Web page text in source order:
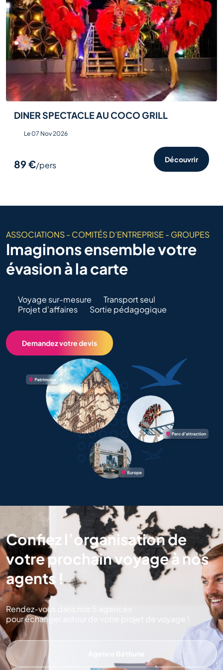
DINER SPECTACLE AU COCO GRILL
Le 07 Nov 2026
89 €/pers
Découvrir
ASSOCIATIONS - COMITÉS D’ENTREPRISE - GROUPES
Imaginons ensemble votre
évasion à la carte
Voyage sur-mesure
Transport seul
Projet d'affaires
Sortie pédagogique
Demandez votre devis
Confiez l’organisation de
votre prochain voyage à nos
agents !
Rendez-vous dans nos 5 agences
pour échanger autour de votre projet de voyage !